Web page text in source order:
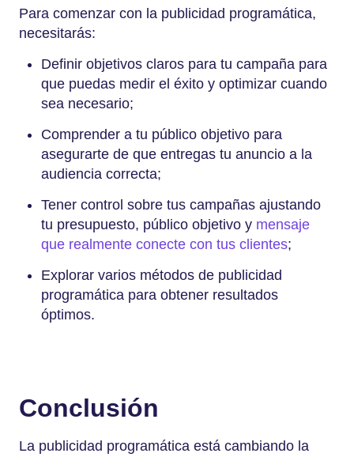
Para comenzar con la publicidad programática,
necesitarás:
Definir objetivos claros para tu campaña para
que puedas medir el éxito y optimizar cuando
sea necesario;
Comprender a tu público objetivo para
asegurarte de que entregas tu anuncio a la
audiencia correcta;
Tener control sobre tus campañas ajustando
tu presupuesto, público objetivo y mensaje
que realmente conecte con tus clientes;
Explorar varios métodos de publicidad
programática para obtener resultados
óptimos.
Conclusión
La publicidad programática está cambiando la